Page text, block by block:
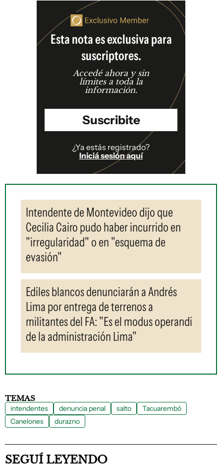
Esta nota es exclusiva para
suscriptores.
Accedé ahora y sin
límites a toda la
información.
Suscribite
¿Ya estás registrado?
Iniciá sesión aquí
Intendente de Montevideo dijo que
Cecilia Cairo pudo haber incurrido en
"irregularidad" o en "esquema de
evasión"
Ediles blancos denunciarán a Andrés
Lima por entrega de terrenos a
militantes del FA: "Es el modus operandi
de la administración Lima"
TEMAS
intendentes denuncia penal salto
Tacuarembó
Canelones
durazno
SEGUÍ LEYENDO